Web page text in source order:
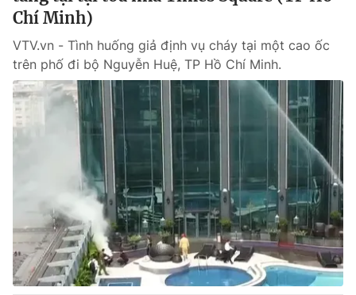
Chí Minh)
VTV.vn - Tình huống giả định vụ cháy tại một cao ốc
trên phố đi bộ Nguyễn Huệ, TP Hồ Chí Minh.